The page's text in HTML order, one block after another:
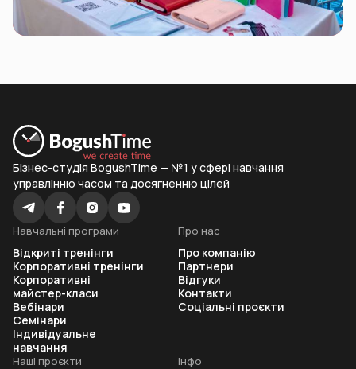
Бізнес-студія BogushTime — №1 у сфері навчання
управлінню часом та досягненню цілей
Навчальні програми
Відкриті тренінги
Корпоративні тренінги
Корпоративні
майстер-класи
Вебінари
Семінари
Індивідуальне
навчання
Наші проєкти Інфо
Про нас
Про компанію
Партнери
Відгуки
Контакти
Соціальні проєкти